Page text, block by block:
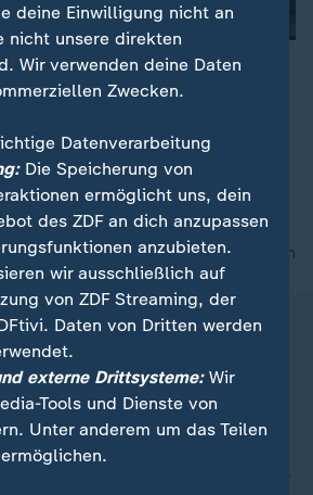
Nouripour wurden als
Amt bestätigt. Wie sich die
präsentieren, berichtet Patricia
nach oben
deine Einwilligung nicht an
nicht unsere direkten
Wir verwenden deine Daten
Zwecken.
Datenverarbeitung
Die Speicherung von
ermöglicht uns, dein
des ZDF an dich anzupassen
anzubieten.
wir ausschließlich auf
von ZDF Streaming, der
Daten von Dritten werden
externe Drittsysteme:Wir
Tools und Dienste von
Unter anderem um das Teilen